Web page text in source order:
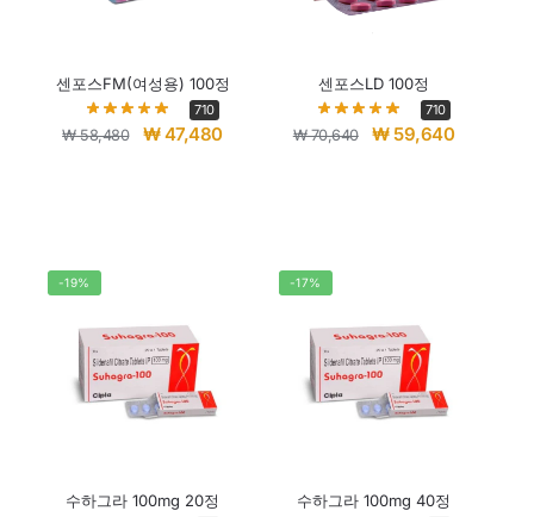
센포스FM(여성용) 100정
710
₩58,480 ₩47,480
센포스LD 100정
710
₩70,640 ₩59,640
-19%
수하그라 100mg 20정
-17%
수하그라 100mg 40정